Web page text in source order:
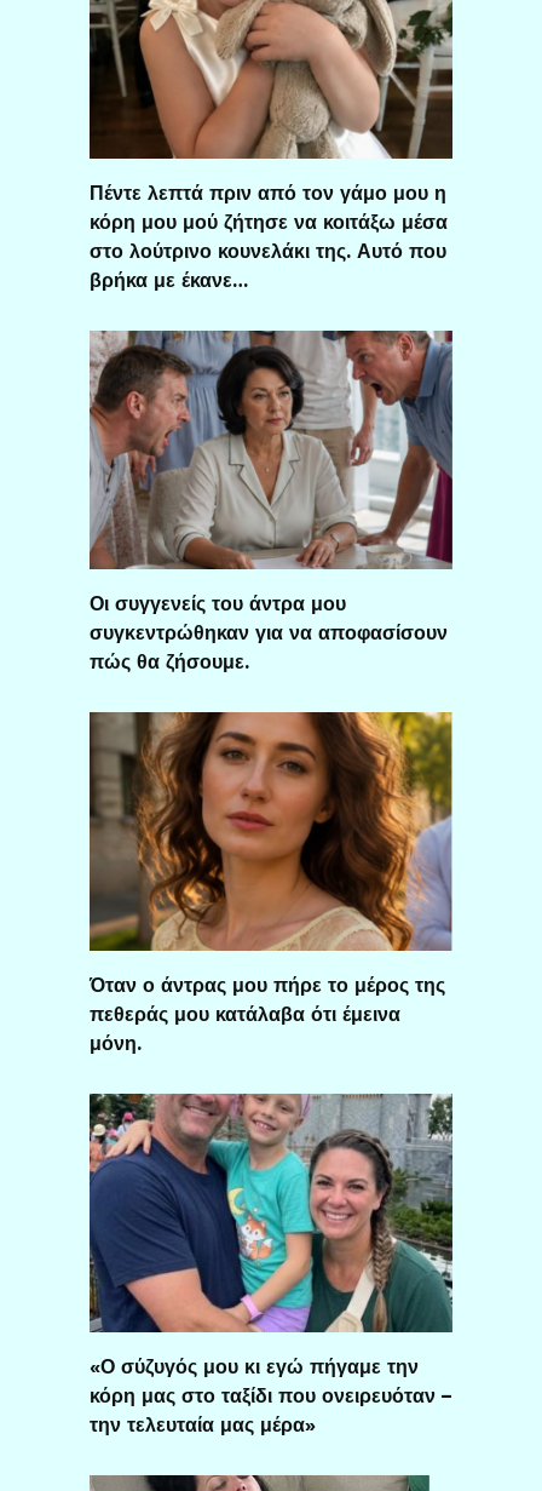
Πέντε λεπτά πριν από τον γάμο μου η
κόρη μου μού ζήτησε να κοιτάξω μέσα
στο λούτρινο κουνελάκι της. Αυτό που
βρήκα με έκανε…
Οι συγγενείς του άντρα μου
συγκεντρώθηκαν για να αποφασίσουν
πώς θα ζήσουμε.
Όταν ο άντρας μου πήρε το μέρος της
πεθεράς μου κατάλαβα ότι έμεινα
μόνη.
«Ο σύζυγός μου κι εγώ πήγαμε την
κόρη μας στο ταξίδι που ονειρευόταν –
την τελευταία μας μέρα»